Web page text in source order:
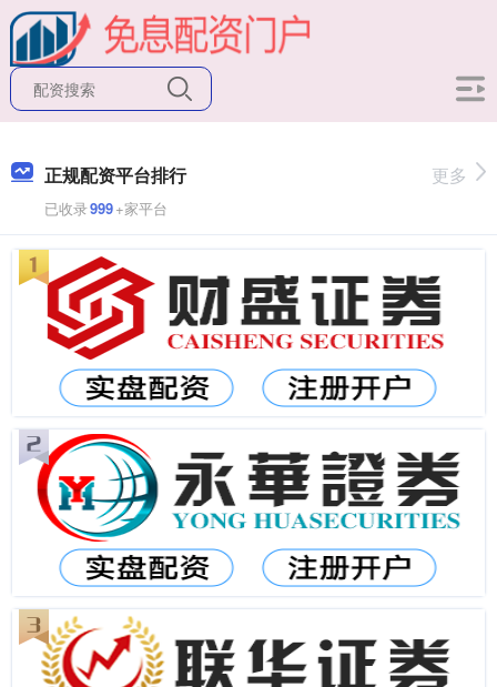
正规配资平台排行
已收录999+家平台
更多